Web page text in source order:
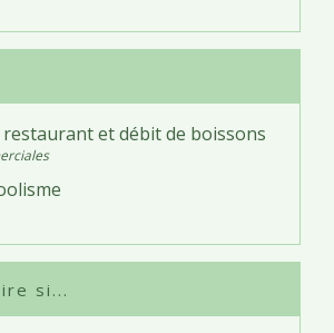
restaurant et débit de boissons
si...